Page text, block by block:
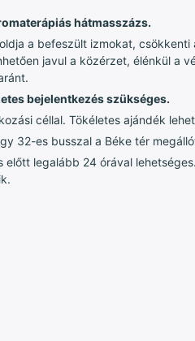
hátmasszázs.
a befeszült izmokat,
javul a közérzet, élénkül a
bejelentkezés szükséges.
céllal. Tökéletes ajándék
32-es busszal a Béke tér
legalább 24 órával